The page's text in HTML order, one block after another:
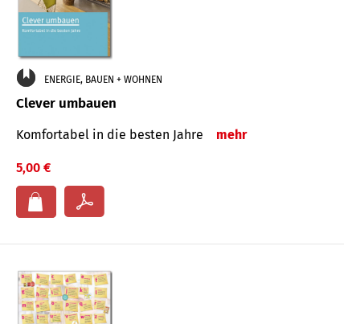
ENERGIE, BAUEN + WOHNEN
Clever umbauen
Komfortabel in die besten Jahre mehr
5,00 €